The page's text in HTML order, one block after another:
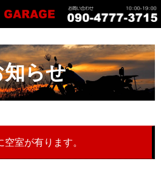
らせ
室が有ります。